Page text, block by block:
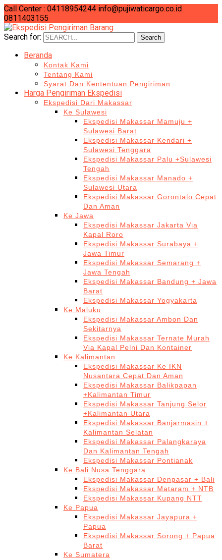
Call Center : 04118954244 info@pujiwaticargo.co.id
0811403155
Search for:
Search
Beranda
Kontak Kami
Tentang Kami
Syarat Dan Kententuan Pengiriman
Harga Pengiriman Ekspedisi
Ekspedisi Dari Makassar
Ke Sulawesi
Ekspedisi Makassar Mamuju +
Sulawesi Barat
Ekspedisi Makassar Kendari +
Sulawesi Tenggara
Ekspedisi Makassar Palu +Sulawesi
Tengah
Ekspedisi Makassar Manado +
Sulawesi Utara
Ekspedisi Makassar Gorontalo Cepat
Dan Aman
Ke Jawa
Ekspedisi Makassar Jakarta Via
Kapal Roro
Ekspedisi Makassar Surabaya +
Jawa Timur
Ekspedisi Makassar Semarang +
Jawa Tengah
Ekspedisi Makassar Bandung + Jawa
Barat
Ekspedisi Makassar Yogyakarta
Ke Maluku
Ekspedisi Makassar Ambon Dan
Sekitarnya
Ekspedisi Makassar Ternate Murah
Via Kapal Pelni Dan Kontainer
Ke Kalimantan
Ekspedisi Makassar Ke IKN
Nusantara Cepat Dan Aman
Ekspedisi Makassar Balikpapan
+Kalimantan Timur
Ekspedisi Makassar Tanjung Selor
+Kalimantan Utara
Ekspedisi Makassar Banjarmasin +
Kalimantan Selatan
Ekspedisi Makassar Palangkaraya
Dan Kalimantan Tengah
Ekspedisi Makassar Pontianak
Ke Bali Nusa Tenggara
Ekspedisi Makassar Denpasar + Bali
Ekspedisi Makassar Mataram + NTB
Ekspedisi Makassar Kupang NTT
Ke Papua
Ekspedisi Makassar Jayapura +
Papua
Ekspedisi Makassar Sorong + Papua
Barat
Ke Sumatera